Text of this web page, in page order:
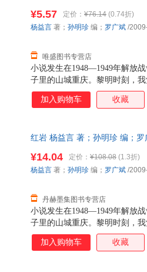
小说发生在1948—1949年解放
子里的山城重庆。黎明时刻，
迫害也比任何时期残酷，因而
配合工人运动，重庆地下党工
被敌人杀害，人头被高挂在城
徒，由于他的告密，许云峰、
志高又带领特务窜到乡下，江
¥5.57 定价： ¥76.14 (0.74折)
唯盛图书专营店
杨益言 著； 孙明珍 编； 罗广斌 /
加入购物车 收藏
红岩 杨益言 著；孙明珍 编；罗
小说发生在1948—1949年解放
子里的山城重庆。黎明时刻，
迫害也比任何时期残酷，因而
配合工人运动，重庆地下党工
¥14.04 定价： ¥108.08 (1.3折)
丹赫墨集图书专营店
杨益言 著； 孙明珍 编； 罗广斌 /
加入购物车 收藏